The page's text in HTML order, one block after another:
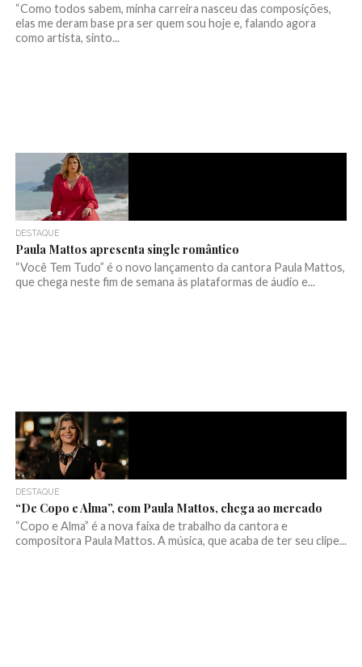
“Como todos sabem, minha carreira nasceu das composições,
elas me deram base pra ser quem sou hoje e, falando agora
como artista, sinto...
DESTAQUE
Paula Mattos apresenta single romântico
“Você Tem Tudo” é o novo lançamento da cantora Paula Mattos,
que chega neste fim de semana às plataformas de áudio e...
DESTAQUE
“De Copo e Alma”, com Paula Mattos, chega ao mercado
“Copo e Alma” é a nova faixa de trabalho da cantora e
compositora Paula Mattos. A música, que acaba de ter seu clipe...